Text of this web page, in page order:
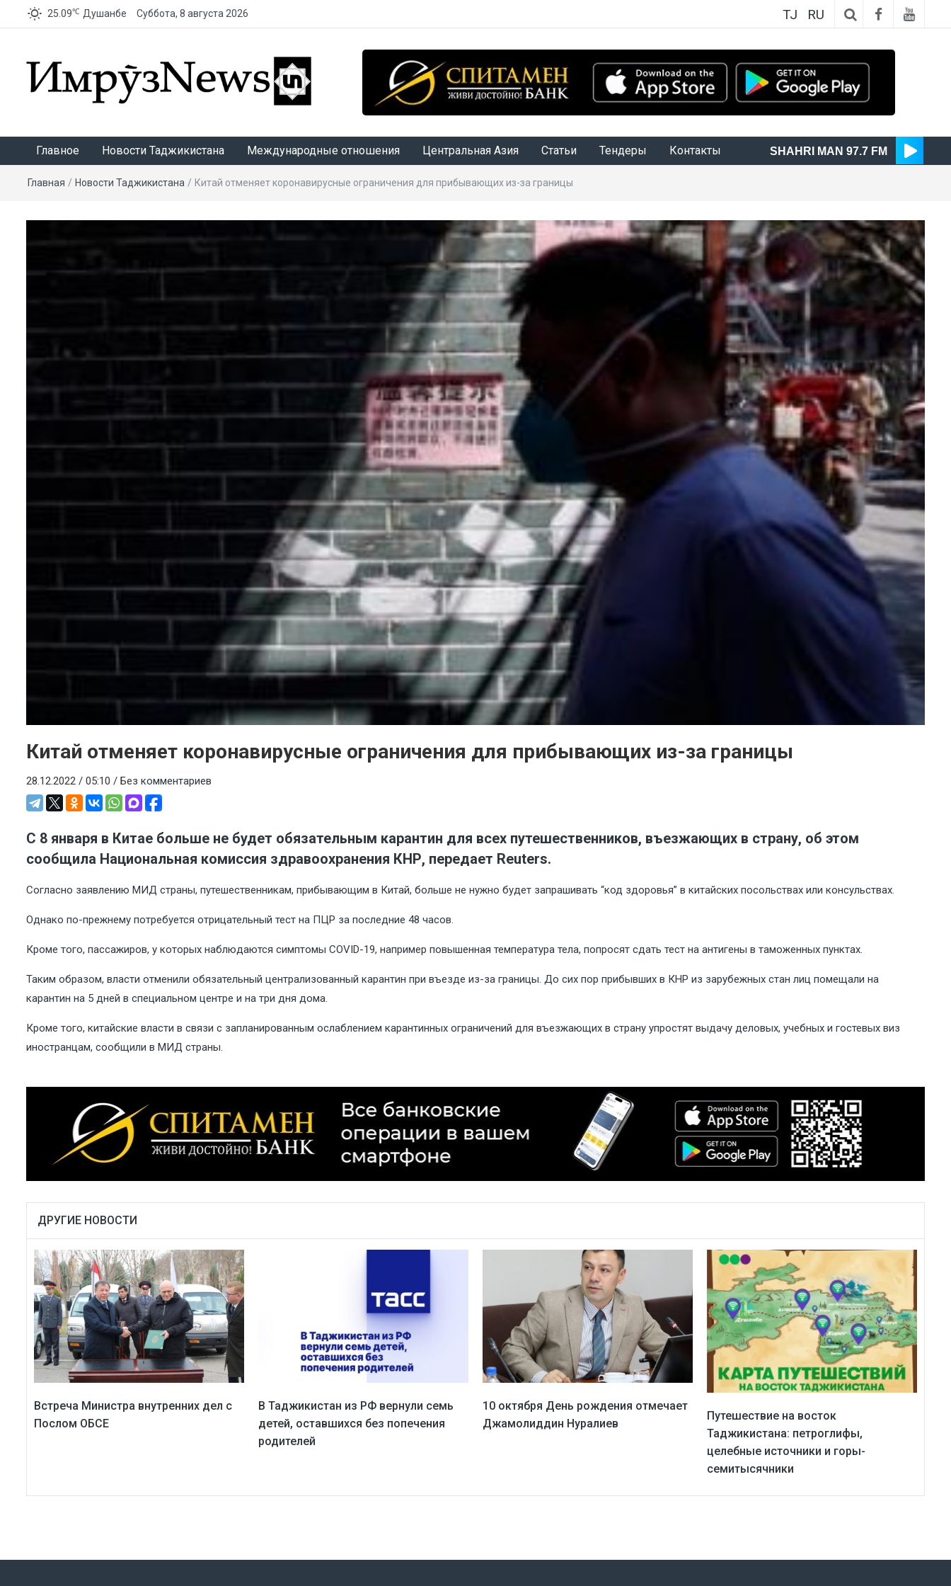
25.09℃ Душанбе Суббота, 8 августа 2026 TJ RU
Главное Новости Таджикистана Международные отношения Центральная Азия Статьи Тендеры Контакты SHAHRI MAN 97.7 FM
Главная / Новости Таджикистана / Китай отменяет коронавирусные ограничения для прибывающих из-за границы
Китай отменяет коронавирусные ограничения для прибывающих из-за границы
28.12.2022 / 05:10 / Без комментариев
С 8 января в Китае больше не будет обязательным карантин для всех путешественников, въезжающих в страну, об этом
сообщила Национальная комиссия здравоохранения КНР, передает Reuters.
Согласно заявлению МИД страны, путешественникам, прибывающим в Китай, больше не нужно будет запрашивать “код здоровья” в китайских посольствах или консульствах.
Однако по-прежнему потребуется отрицательный тест на ПЦР за последние 48 часов.
Кроме того, пассажиров, у которых наблюдаются симптомы COVID-19, например повышенная температура тела, попросят сдать тест на антигены в таможенных пунктах.
Таким образом, власти отменили обязательный централизованный карантин при въезде из-за границы. До сих пор прибывших в КНР из зарубежных стан лиц помещали на
карантин на 5 дней в специальном центре и на три дня дома.
Кроме того, китайские власти в связи с запланированным ослаблением карантинных ограничений для въезжающих в страну упростят выдачу деловых, учебных и гостевых виз
иностранцам, сообщили в МИД страны.
ДРУГИЕ НОВОСТИ
Встреча Министра внутренних дел с
Послом ОБСЕ
В Таджикистан из РФ вернули семь
детей, оставшихся без попечения
родителей
10 октября День рождения отмечает
Джамолиддин Нуралиев
Путешествие на восток
Таджикистана: петроглифы,
целебные источники и горы-
семитысячники